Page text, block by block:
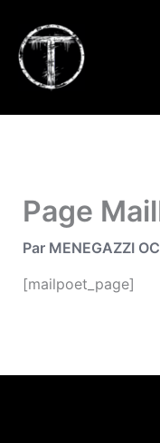
contenu
Page
Par MENEGAZZI
[mailpoet_page]